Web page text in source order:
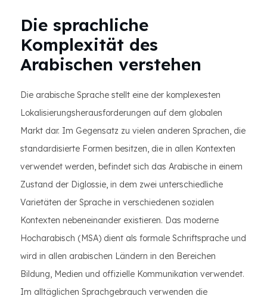
Die sprachliche
Komplexität des
Arabischen verstehen
Die arabische Sprache stellt eine der komplexesten
Lokalisierungsherausforderungen auf dem globalen
Markt dar. Im Gegensatz zu vielen anderen Sprachen, die
standardisierte Formen besitzen, die in allen Kontexten
verwendet werden, befindet sich das Arabische in einem
Zustand der Diglossie, in dem zwei unterschiedliche
Varietäten der Sprache in verschiedenen sozialen
Kontexten nebeneinander existieren. Das moderne
Hocharabisch (MSA) dient als formale Schriftsprache und
wird in allen arabischen Ländern in den Bereichen
Bildung, Medien und offizielle Kommunikation verwendet.
Im alltäglichen Sprachgebrauch verwenden die